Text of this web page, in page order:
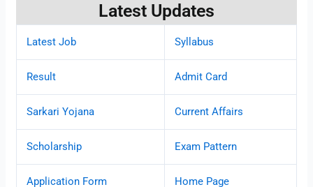
Latest Updates
Latest Job Syllabus
Result Admit Card
Sarkari Yojana Current Affairs
Scholarship Exam Pattern
Application Form Home Page